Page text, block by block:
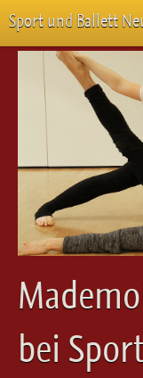
Sport und Ballett
Start
Neuigkeiten
Über Uns
Veranstaltungen
Emotion Pur
Meisterschaften
Projekte
Vorstellungen
Workshops
Galerie
Kontakt
bei